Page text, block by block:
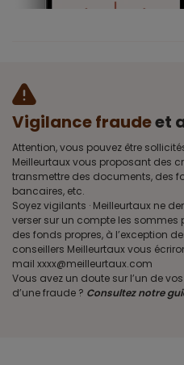
Vigilance fraudeet
Attention, vous pouvez être
Meilleurtaux vous proposant des
transmettre des documents, des
bancaires, etc.
Soyez vigilants · Meilleurtaux ne
verser sur un compte les sommes
des fonds propres, à l’exception
conseillers Meilleurtaux vous
mail xxxx@meilleurtaux.com
Vous avez un doute sur l’un de
d’une fraude ? Consultez notre